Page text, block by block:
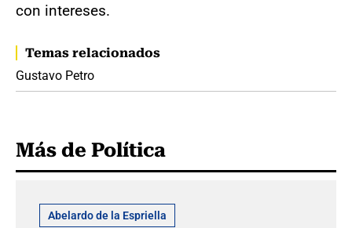
con intereses.
Temas relacionados
Gustavo Petro
Más de Política
Abelardo de la Espriella